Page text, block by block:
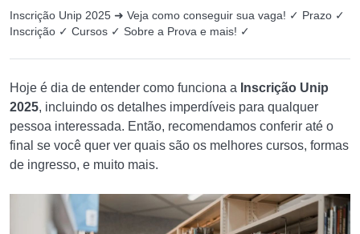
Inscrição Unip 2025 ➜ Veja como conseguir sua vaga! ✓ Prazo ✓
Inscrição ✓ Cursos ✓ Sobre a Prova e mais! ✓
Hoje é dia de entender como funciona a Inscrição Unip
2025, incluindo os detalhes imperdíveis para qualquer
pessoa interessada. Então, recomendamos conferir até o
final se você quer ver quais são os melhores cursos, formas
de ingresso, e muito mais.